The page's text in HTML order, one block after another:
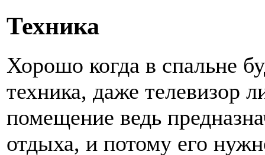
Техника
Хорошо когда в спальне
техника, даже телевизор
помещение ведь
отдыха, и потому его